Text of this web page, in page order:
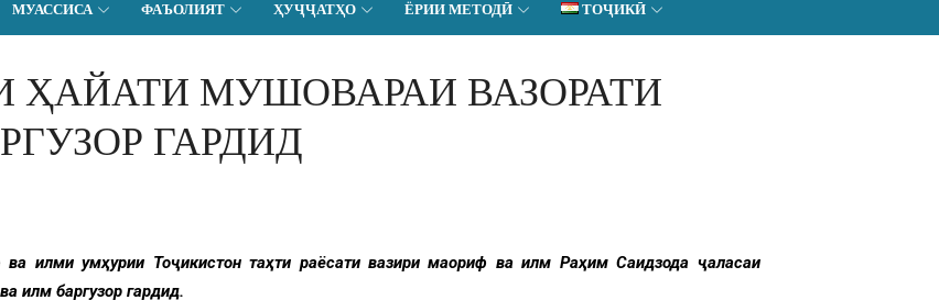
МУАССИСА ФАЪОЛИЯТ ҲУҶҶАТҲО ЁРИИ МЕТОДӢ ТОҶИКӢ
ҲАЙАТИ МУШОВАРАИ ВАЗОРАТИ
ГАРДИД
илми Ҷумҳурии Тоҷикистон таҳти раёсати вазири маориф ва илм Раҳим Саидзода ҷаласаи
илм баргузор гардид.